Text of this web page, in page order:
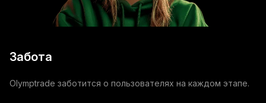
Забота
Olymptrade заботится о пользователях на каждом этапе.